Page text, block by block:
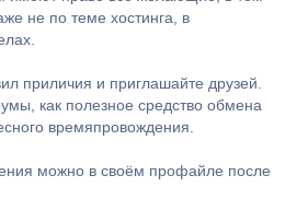
не по теме хостинга, в
приличия и приглашайте друзей.
как полезное средство обмена
времяпровождения.
можно в своём профайле после